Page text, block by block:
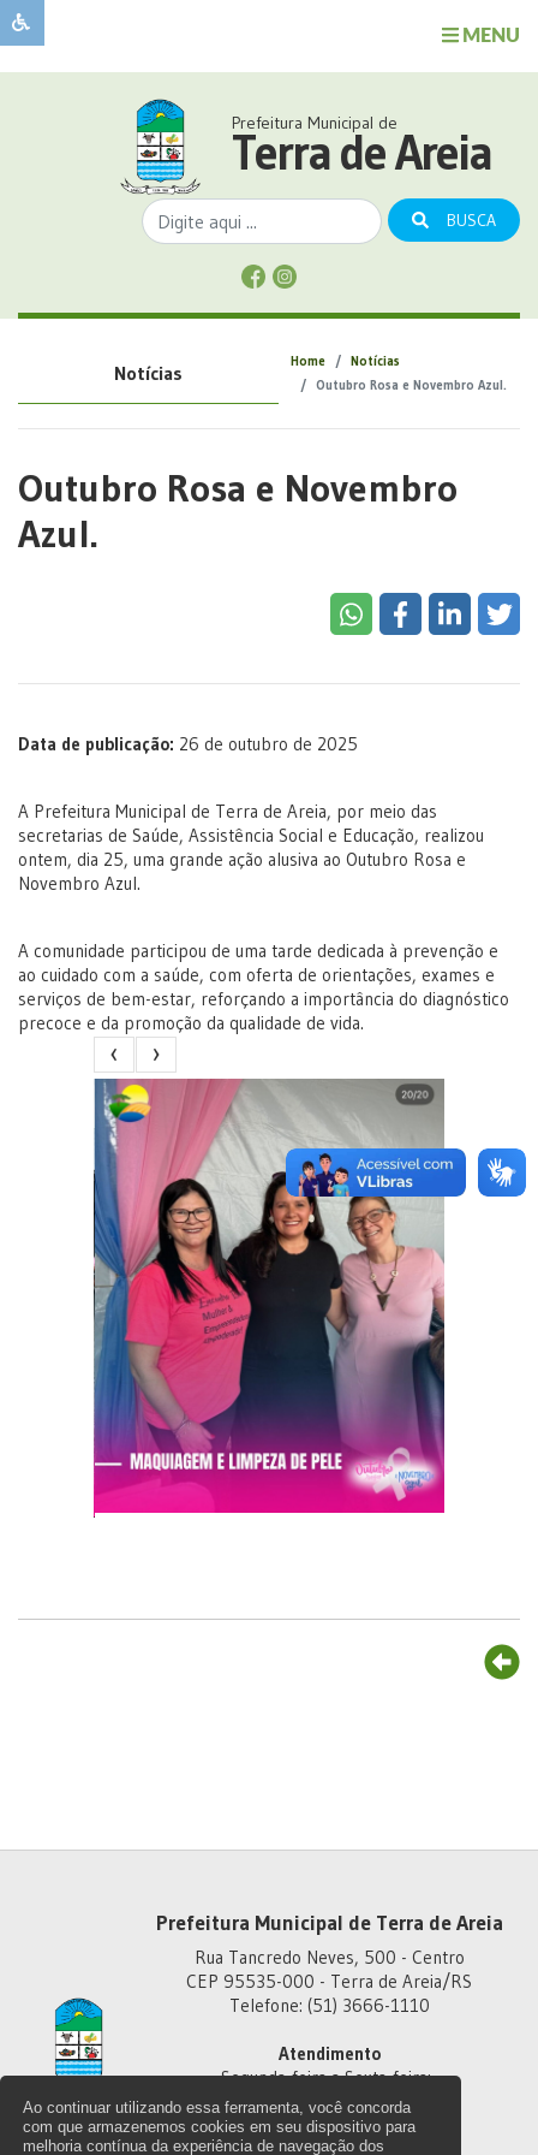
Ao continuar utilizando essa ferramenta, você concorda
com que armazenemos cookies em seu dispositivo para
melhoria contínua da experiência de navegação dos
MENU
Sobre
Sobre
Prefeitura Municipal de
Terra de Areia
BUSCA
Notícias Home
Notícias
Outubro Rosa e Novembro Azul.
Outubro Rosa e Novembro
Azul.
Data de publicação: 26 de outubro de 2025
A Prefeitura Municipal de Terra de Areia, por meio das
secretarias de Saúde, Assistência Social e Educação, realizou
ontem, dia 25, uma grande ação alusiva ao Outubro Rosa e
Novembro Azul.
A comunidade participou de uma tarde dedicada à prevenção e
ao cuidado com a saúde, com oferta de orientações, exames e
serviços de bem-estar, reforçando a importância do diagnóstico
precoce e da promoção da qualidade de vida.
‹ ›
Prefeitura Municipal de Terra de Areia
Rua Tancredo Neves, 500 - Centro
CEP 95535-000 - Terra de Areia/RS
Telefone: (51) 3666-1110
Atendimento
Segunda-feira a Sexta-feira:
Das 8h às 11h30
Das 13h30 às 18h